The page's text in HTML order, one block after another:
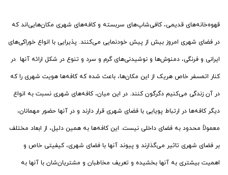
قهوه‌خانه‌های قدیمی، کافی‌شاپ‌های سربسته و کافه‌های شهری مکان‌هایی‌اند که
در فضای شهری امروز بیش از پیش خودنمایی می‌کنند. پذیرایی با انواع خوراکی‌های
ایرانی و فرنگی، دمنوش‌ها و نوشیدنی‌های گرم و سرد و تنوع در شکل ارائه آنها در
کنار اتمسفر خاص هریک از این مکان‌ها، باعث شده که کافه‌ها هویت شهری را که
در آن زندگی می‌کنیم دگرگون کنند. در این میان، کافه‌های شهری نسبت به انواع
دیگر کافه‌ها در ارتباط پویایی با فضای شهری قرار دارند و در آنها حضور مهمانان،
معمولاً محدود به فضای داخلی نیست. این کافه‌ها به همین دلیل، از ابعاد مختلف
بر فضای شهری تاثیر می‌گذارند و پیوند آنها با فضای شهری، کیفیتی خاص و
اهمیت بیشتری به آنها بخشیده و تعریف مخاطبان و مشتریان‌شان با آنها به